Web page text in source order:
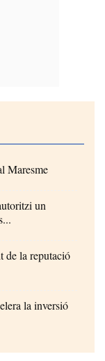
Maresme
un
de la reputació
la inversió